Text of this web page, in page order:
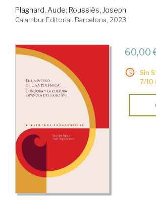
Plagnard, Aude; Roussiès, Joseph
Calambur Editorial. Barcelona, 2023
60,00
Sin
7/10